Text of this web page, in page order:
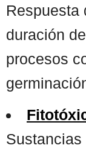
Respuesta
duración
procesos